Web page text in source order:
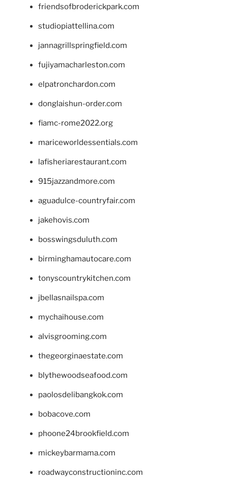
friendsofbroderickpark.com
studiopiattellina.com
jannagrillspringfield.com
fujiyamacharleston.com
elpatronchardon.com
donglaishun-order.com
fiamc-rome2022.org
mariceworldessentials.com
lafisheriarestaurant.com
915jazzandmore.com
aguadulce-countryfair.com
jakehovis.com
bosswingsduluth.com
birminghamautocare.com
tonyscountrykitchen.com
jbellasnailspa.com
mychaihouse.com
alvisgrooming.com
thegeorginaestate.com
blythewoodseafood.com
paolosdelibangkok.com
bobacove.com
phoone24brookfield.com
mickeybarmama.com
roadwayconstructioninc.com